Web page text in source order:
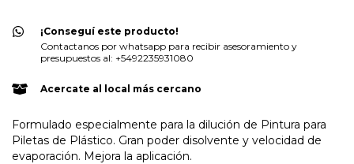
¡Conseguí este producto!
Contactanos por whatsapp para recibir asesoramiento y
presupuestos al: +5492235931080
Acercate al local más cercano
Formulado especialmente para la dilución de Pintura para
Piletas de Plástico. Gran poder disolvente y velocidad de
evaporación. Mejora la aplicación.